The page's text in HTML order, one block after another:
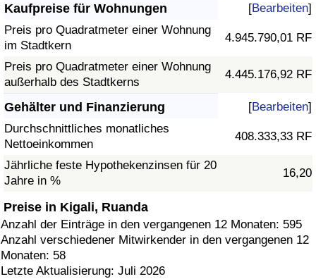
Kaufpreise für Wohnungen [Bearbeiten]
Preis pro Quadratmeter einer Wohnung
im Stadtkern
4.945.790,01 RF
Preis pro Quadratmeter einer Wohnung
außerhalb des Stadtkerns
4.445.176,92 RF
Gehälter und Finanzierung [Bearbeiten]
Durchschnittliches monatliches
Nettoeinkommen
408.333,33 RF
Jährliche feste Hypothekenzinsen für 20
Jahre in %
16,20
Preise in Kigali, Ruanda
Anzahl der Einträge in den vergangenen 12 Monaten: 595
Anzahl verschiedener Mitwirkender in den vergangenen 12
Monaten: 58
Letzte Aktualisierung: Juli 2026